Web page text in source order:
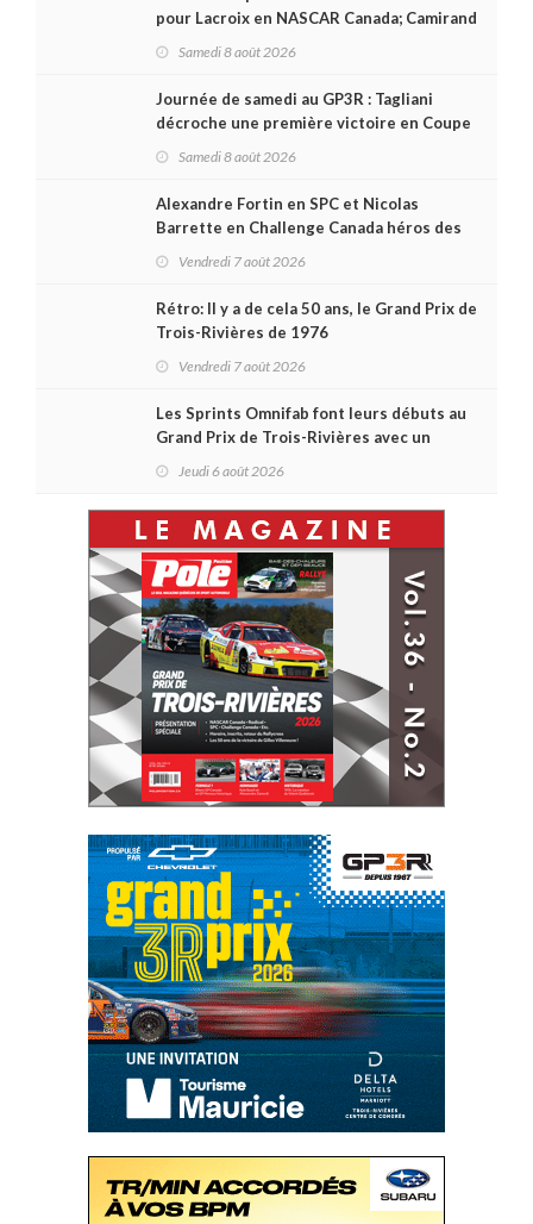
pour Lacroix en NASCAR Canada; Camirand
Samedi 8 août 2026
Journée de samedi au GP3R : Tagliani
décroche une première victoire en Coupe
Samedi 8 août 2026
Alexandre Fortin en SPC et Nicolas
Barrette en Challenge Canada héros des
Vendredi 7 août 2026
Rétro: Il y a de cela 50 ans, le Grand Prix de
Trois-Rivières de 1976
Vendredi 7 août 2026
Les Sprints Omnifab font leurs débuts au
Grand Prix de Trois-Rivières avec un
Jeudi 6 août 2026